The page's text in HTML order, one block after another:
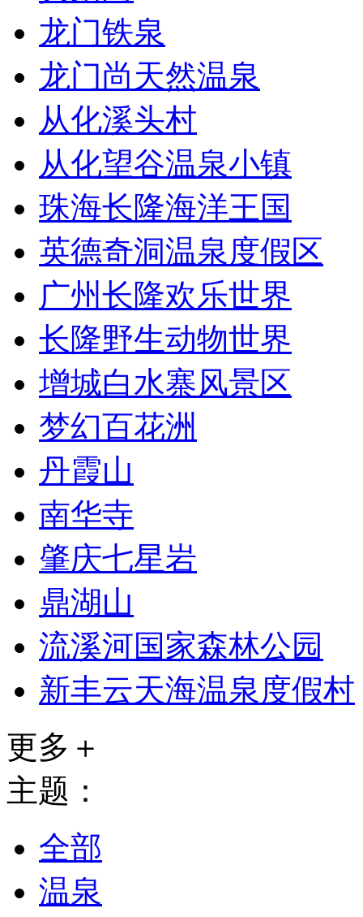
龙门铁泉
龙门尚天然温泉
从化溪头村
从化望谷温泉小镇
珠海长隆海洋王国
英德奇洞温泉度假区
广州长隆欢乐世界
长隆野生动物世界
增城白水寨风景区
梦幻百花洲
丹霞山
南华寺
肇庆七星岩
鼎湖山
流溪河国家森林公园
新丰云天海温泉度假村
更多＋
主题：
全部
温泉